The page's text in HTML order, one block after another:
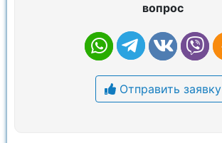
вопрос
Отправить заявку